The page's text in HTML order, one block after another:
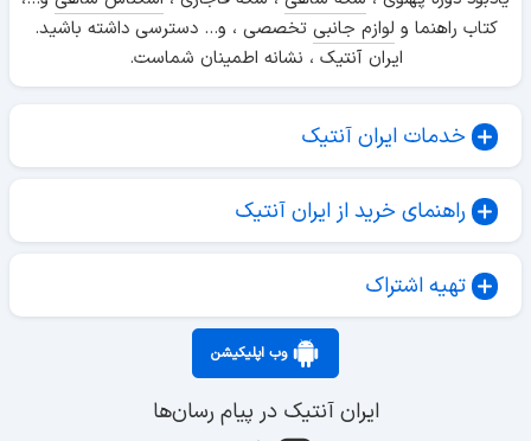
کتاب راهنما و لوازم جانبی تخصصی ، و... دسترسی داشته باشید.
ایران آنتیک ، نشانه اطمینان شماست.
خدمات ایران آنتیک
راهنمای خرید از ایران آنتیک
تهیه اشتراک
وب اپلیکیشن
ایران آنتیک در پیام رسان‌ها